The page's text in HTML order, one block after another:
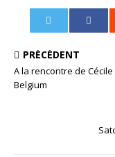
PRÉCÉDENT
A la rencontre de Cécile
Belgium